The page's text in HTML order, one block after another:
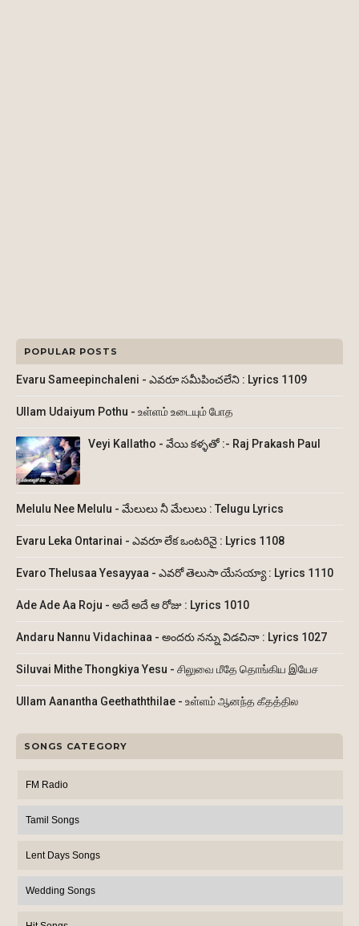
POPULAR POSTS
Evaru Sameepinchaleni - ఎవరూ సమీపించలేని : Lyrics 1109
Ullam Udaiyum Pothu - உள்ளம் உடையும் போத
Veyi Kallatho - వేయి కళ్ళతో :- Raj Prakash Paul
Melulu Nee Melulu - మేలులు నీ మేలులు : Telugu Lyrics
Evaru Leka Ontarinai - ఎవరూ లేక ఒంటరినై : Lyrics 1108
Evaro Thelusaa Yesayyaa - ఎవరో తెలుసా యేసయ్యా : Lyrics 1110
Ade Ade Aa Roju - అదే అదే ఆ రోజు : Lyrics 1010
Andaru Nannu Vidachinaa - అందరు నన్ను విడచినా : Lyrics 1027
Siluvai Mithe Thongkiya Yesu - சிலுவை மீதே தொங்கிய இயேச
Ullam Aanantha Geethaththilae - உள்ளம் ஆனந்த கீதத்தில
SONGS CATEGORY
FM Radio
Tamil Songs
Lent Days Songs
Wedding Songs